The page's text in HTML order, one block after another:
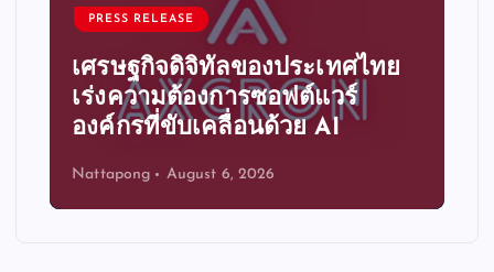
PRESS RELEASE
เศรษฐกิจดิจิทัลของประเทศไทย
เร่งความต้องการซอฟต์แวร์
องค์กรที่ขับเคลื่อนด้วย AI
Nattapong August 6, 2026